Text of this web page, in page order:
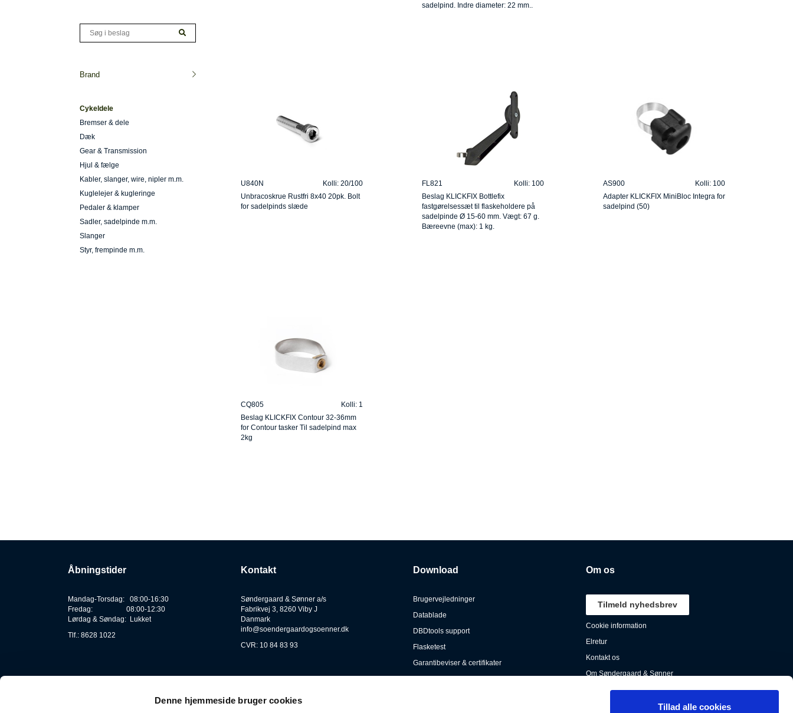
Denne hjemmeside bruger cookies
Tillad alle cookies
Brand
Cykeldele
Bremser & dele
Dæk
Gear & Transmission
Hjul & fælge
Kabler, slanger, wire, nipler m.m.
Kuglelejer & kugleringe
Pedaler & klamper
Sadler, sadelpinde m.m.
Slanger
Styr, frempinde m.m.
sadelpind. Indre diameter: 22 mm..
U840N
Kolli: 20/100
Unbracoskrue Rustfri 8x40 20pk. Bolt
for sadelpinds slæde
FL821
Kolli: 100
Beslag KLICKFIX Bottlefix
fastgørelsessæt til flaskeholdere på
sadelpinde Ø 15-60 mm. Vægt: 67 g.
Bæreevne (max): 1 kg.
AS900
Kolli: 100
Adapter KLICKFIX MiniBloc Integra for
sadelpind (50)
CQ805
Kolli: 1
Beslag KLICKFIX Contour 32-36mm
for Contour tasker Til sadelpind max
2kg
Åbningstider
Mandag-Torsdag: 08:00-16:30
Fredag: 08:00-12:30
Lørdag & Søndag: Lukket
Tlf.: 8628 1022
Kontakt
Søndergaard & Sønner a/s
Fabrikvej 3, 8260 Viby J
Danmark
info@soendergaardogsoenner.dk
CVR: 10 84 83 93
Download
Brugervejledninger
Datablade
DBDtools support
Flasketest
Garantibeviser & certifikater
Om os
Tilmeld nyhedsbrev
Cookie information
Elretur
Kontakt os
Om Søndergaard & Sønner
Persondata
Salgs- & leveringsbestingelser